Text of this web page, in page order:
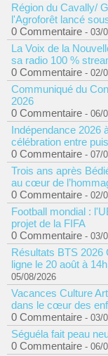
Région du Cavally/
l'Agroforêt lancé
0 Commentaire - 03/
La Voix de la
sa radio 100 %
0 Commentaire - 02/
Communiqué du
2026
0 Commentaire - 06/
Indépendance 2026
célébration entre
0 Commentaire - 07/
Trois ans après
au cœur de
0 Commentaire - 02/
Football mondial :
projet de la FIFA
0 Commentaire - 03/
Résultats BTS 2026
ligne le 20 août à
05/08/2026
Vacances Culture
dans le cœur des
0 Commentaire - 03/
Séguéla fait peau
0 Commentaire - 06/